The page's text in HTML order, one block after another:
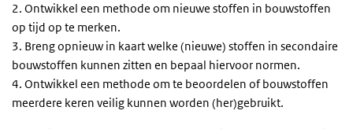
2. Ontwikkel een methode om nieuwe stoffen in bouwstoffen
op tijd op te merken.
3. Breng opnieuw in kaart welke (nieuwe) stoffen in secondaire
bouwstoffen kunnen zitten en bepaal hiervoor normen.
4. Ontwikkel een methode om te beoordelen of bouwstoffen
meerdere keren veilig kunnen worden (her)gebruikt.